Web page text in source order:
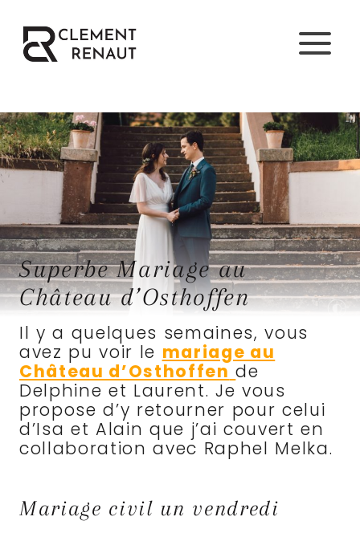
au
contenu
Superbe Mariage au
Château d’Osthoffen
Il y a quelques semaines, vous
avez pu voir le mariage au
Château d’Osthoffen de
Delphine et Laurent. Je vous
propose d’y retourner pour celui
d’Isa et Alain que j’ai couvert en
collaboration avec Raphel Melka.
Mariage civil un vendredi